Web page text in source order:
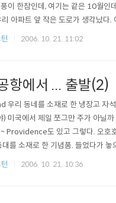
이 한참인데, 여기는 같은 10월인
아파트 앞 작은 도로가 생각났다
1년전이구나. 마당이 참 넓고 여유
2006. 10. 21. 11:02
에서 ... 출발(2)
우리 동네를 소재로 한 냉장고 자
미국에서 제일 쪼그만 주가 아닐
Providence도 있고 그렇다. 오호
를 소재로 한 기념품. 들었다가
보면 아직 애인게 분명하다. 아니
2006. 10. 21. 10:36